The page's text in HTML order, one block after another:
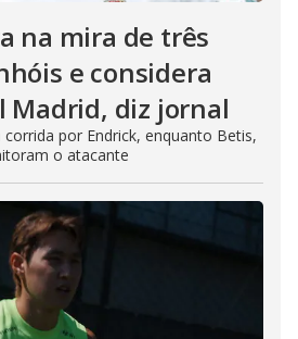
na mira de três
e considera
Madrid, diz jornal
corrida por Endrick, enquanto Betis,
o atacante